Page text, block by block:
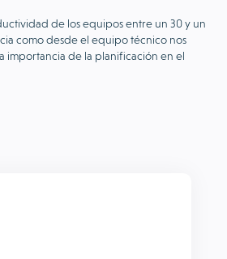
de los equipos entre un 30 y un
como desde el equipo técnico nos
importancia de la planificación en el